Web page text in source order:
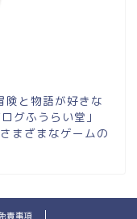
険と物語が好きな
グふうらい堂」
まざまなゲームの
責事項